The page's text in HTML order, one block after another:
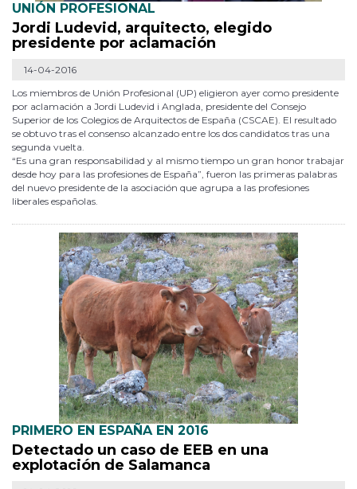
UNIÓN PROFESIONAL
Jordi Ludevid, arquitecto, elegido
presidente por aclamación
14-04-2016
Los miembros de Unión Profesional (UP) eligieron ayer como presidente
por aclamación a Jordi Ludevid i Anglada, presidente del Consejo
Superior de los Colegios de Arquitectos de España (CSCAE). El resultado
se obtuvo tras el consenso alcanzado entre los dos candidatos tras una
segunda vuelta.
“Es una gran responsabilidad y al mismo tiempo un gran honor trabajar
desde hoy para las profesiones de España”, fueron las primeras palabras
del nuevo presidente de la asociación que agrupa a las profesiones
liberales españolas.
PRIMERO EN ESPAÑA EN 2016
Detectado un caso de EEB en una
explotación de Salamanca